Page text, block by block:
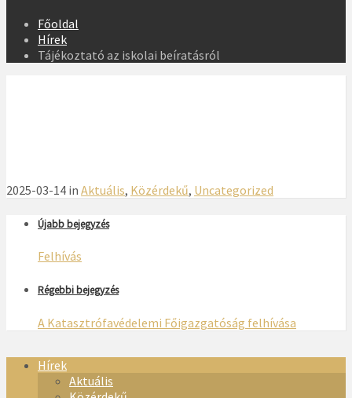
Főoldal
Hírek
Tájékoztató az iskolai beíratásról
2025-03-14 in Aktuális, Közérdekű, Uncategorized
Újabb bejegyzés
Felhívás
Régebbi bejegyzés
A Katasztrófavédelemi Főigazgatóság felhívása
Hírek
Aktuális